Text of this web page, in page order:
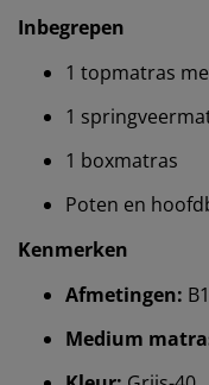
Inbegrepen
1 topmatras
1
1 boxmatras
Poten en
Kenmerken
Afmetingen:
Medium